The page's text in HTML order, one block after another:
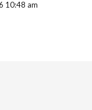
10:48 am